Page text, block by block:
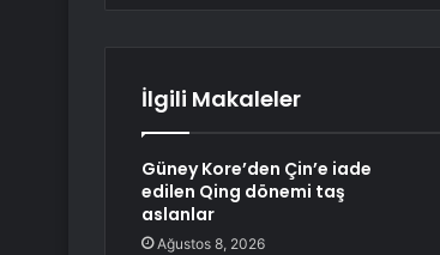
İlgili Makaleler
Güney Kore’den Çin’e iade
edilen Qing dönemi taş
aslanlar
Ağustos 8, 2026